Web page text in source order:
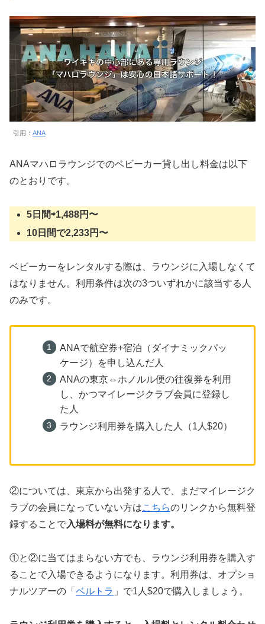
引用： ANA
ANAマハロラウンジでのベビーカー貸し出し料金は以下
のとおりです。
5日間⇨1,488円〜
10日間で2,233円〜
ベビーカーをレンタルする際は、ラウンジに入場しなくて
はなりません。利用条件は次の3ついずれかに該当する人
のみです。
ANAで航空券+宿泊（ダイナミックパッ
ケージ）を申し込んだ人
ANAの東京⇔ホノルル便の往復券を利用
し、かつマイレージクラブ会員に登録し
た人
ラウンジ利用券を購入した人（1人$20）
②については、東京から出発する人で、まだマイレージク
ラブの会員になっていない方はこちらのリンクから無料登
録することで入場料が無料になります。
①と②に当てはまらない方でも、ラウンジ利用券を購入す
ることで入場できるようになります。利用券は、オプショ
ナルツアーの「 ベルトラ 」で1人$20で購入しましょう。